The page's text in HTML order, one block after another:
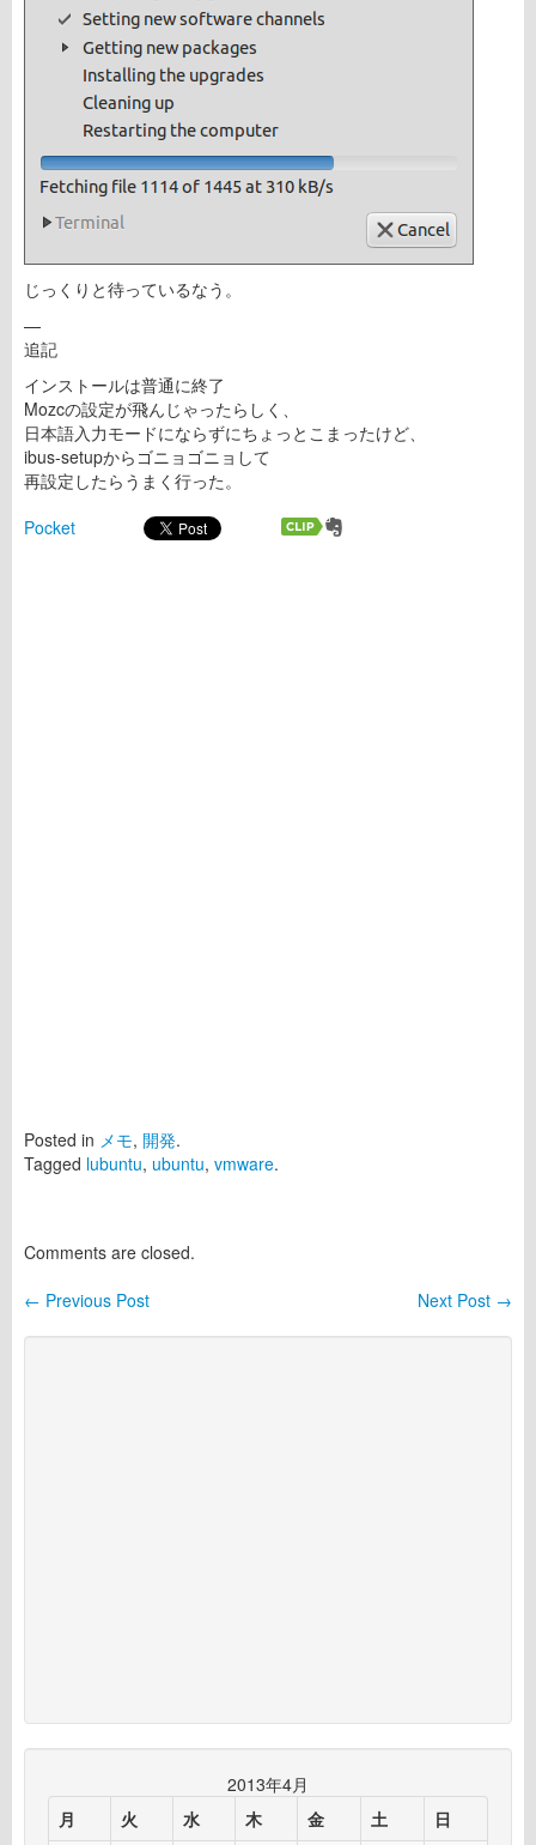
じっくりと待っているなう。
—
追記
インストールは普通に終了
Mozcの設定が飛んじゃったらしく、
日本語入力モードにならずにちょっとこまったけど、
ibus-setupからゴニョゴニョして
再設定したらうまく行った。
Pocket
Posted in メモ, 開発.
Tagged lubuntu, ubuntu, vmware.
Comments are closed.
Next Post →
← Previous Post
2013年4月
月
火 水 木 金 土 日